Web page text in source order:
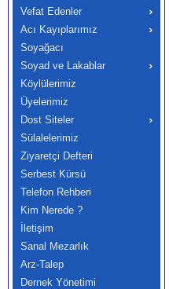
Vefat Edenler
Acı Kayıplarımız
Soyağacı
Soyad ve Lakablar
Köylülerimiz
Üyelerimiz
Dost Siteler
Sülalelerimiz
Ziyaretçi Defteri
Serbest Kürsü
Telefon Rehberi
Kim Nerede ?
İletişim
Sanal Mezarlık
Arz-Talep
Dernek Yönetimi